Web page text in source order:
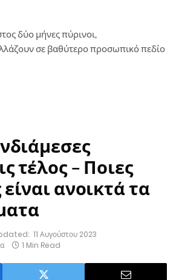
δύο μήνες πύρινοι,
σε βαθύτερο προσωπικό πεδίο
τέλος – Ποιες
ανοικτά τα
11 Αυγούστου 2023
1 Min Read